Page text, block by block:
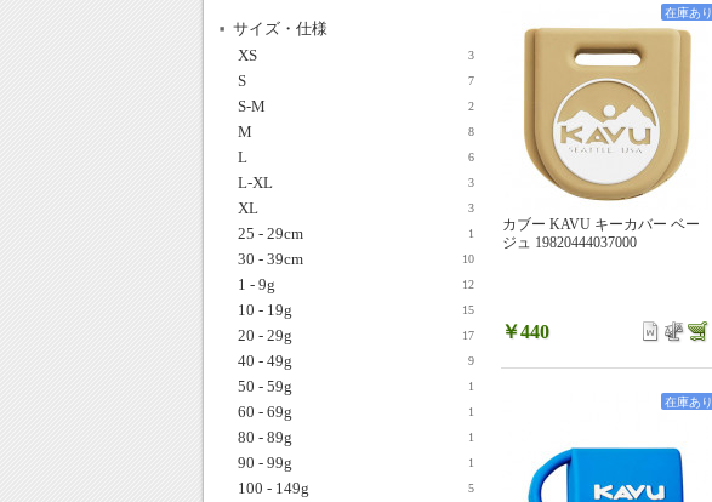
カブー KAVU キーカバー ベー
ジュ 19820444037000
￥440
在庫あり
在庫あり
サイズ・仕様
XS
3
S 7
S-M 2
M 8
L 6
L-XL 3
XL 3
25 - 29cm 1
30 - 39cm 10
1 - 9g 12
10 - 19g 15
20 - 29g 17
40 - 49g 9
50 - 59g 1
60 - 69g 1
80 - 89g 1
90 - 99g 1
100 - 149g 5